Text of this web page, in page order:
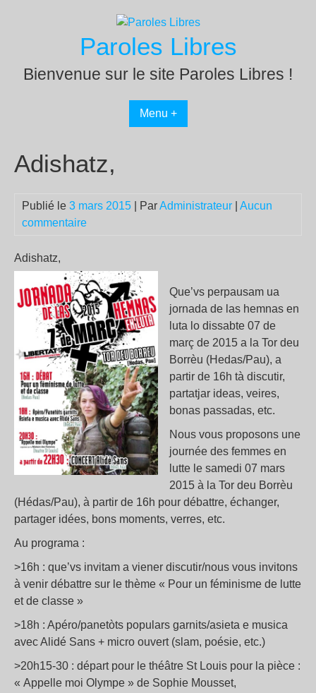
Paroles Libres
Bienvenue sur le site Paroles Libres !
Menu +
Adishatz,
Publié le 3 mars 2015 | ParAdministrateur
Aucun
commentaire
Adishatz,
Que’vs perpausam ua
jornada de las hemnas en
luta lo dissabte 07 de
març de 2015 a la Tor deu
Borrèu (Hedas/Pau), a
partir de 16h tà discutir,
partatjar ideas, veires,
bonas passadas, etc.
Nous vous proposons une
journée des femmes en
lutte le samedi 07 mars
2015 à la Tor deu Borrèu
(Hédas/Pau), à partir de 16h pour débattre, échanger,
partager idées, bons moments, verres, etc.
Au programa :
>16h : que’vs invitam a viener discutir/nous vous invitons
à venir débattre sur le thème « Pour un féminisme de lutte
et de classe »
>18h : Apéro/panetòts populars garnits/asieta e musica
avec Alidé Sans + micro ouvert (slam, poésie, etc.)
>20h15-30 : départ pour le théâtre St Louis pour la pièce :
« Appelle moi Olympe » de Sophie Mousset,